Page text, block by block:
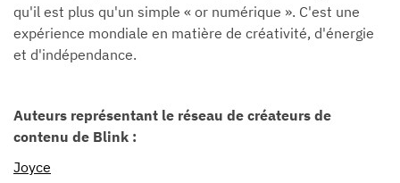
qu'il est plus qu'un simple « or numérique ». C'est une
expérience mondiale en matière de créativité, d'énergie
et d'indépendance.
Auteurs représentant le réseau de créateurs de
contenu de Blink :
Joyce